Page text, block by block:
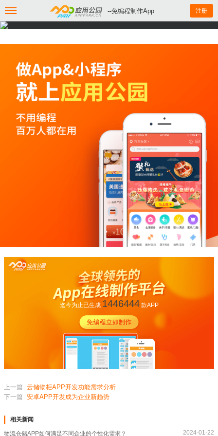
--免编程制作App 注册
迄今为止已生成 1446444款APP
上一篇 云储物柜APP开发功能需求分析
下一篇 ​安卓APP开发成为企业新趋势
相关新闻
物流仓储APP如何满足不同企业的个性化需求？ 2024-01-22